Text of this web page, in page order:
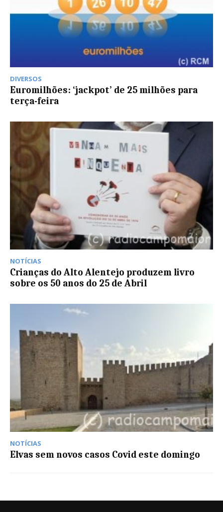
DIVERSOS
Euromilhões: ‘jackpot’ de 25 milhões para
terça-feira
NOTÍCIAS
Crianças do Alto Alentejo produzem livro
sobre os 50 anos do 25 de Abril
NOTÍCIAS
Elvas sem novos casos Covid este domingo